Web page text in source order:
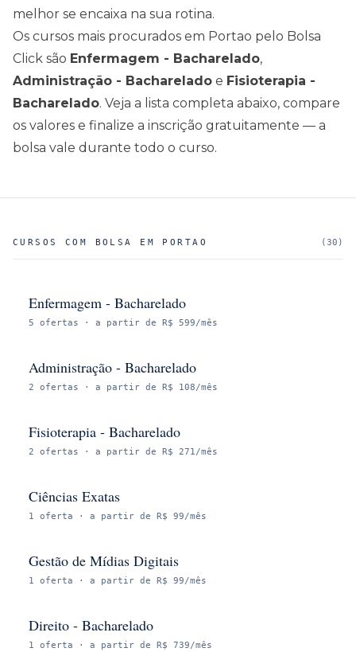
melhor se encaixa na sua rotina.
Os cursos mais procurados em Portao pelo Bolsa
Click são Enfermagem - Bacharelado,
Administração - Bacharelado e Fisioterapia -
Bacharelado. Veja a lista completa abaixo, compare
os valores e finalize a inscrição gratuitamente — a
bolsa vale durante todo o curso.
CURSOS COM BOLSA EM PORTAO (30 )
Enfermagem - Bacharelado
5 ofertas · a partir de R$ 599/mês
Administração - Bacharelado
2 ofertas · a partir de R$ 108/mês
Fisioterapia - Bacharelado
2 ofertas · a partir de R$ 271/mês
Ciências Exatas
1 oferta · a partir de R$ 99/mês
Gestão de Mídias Digitais
1 oferta · a partir de R$ 99/mês
Direito - Bacharelado
1 oferta · a partir de R$ 739/mês